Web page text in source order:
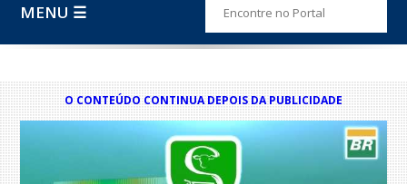
MENU ☰
O CONTEÚDO CONTINUA DEPOIS DA PUBLICIDADE